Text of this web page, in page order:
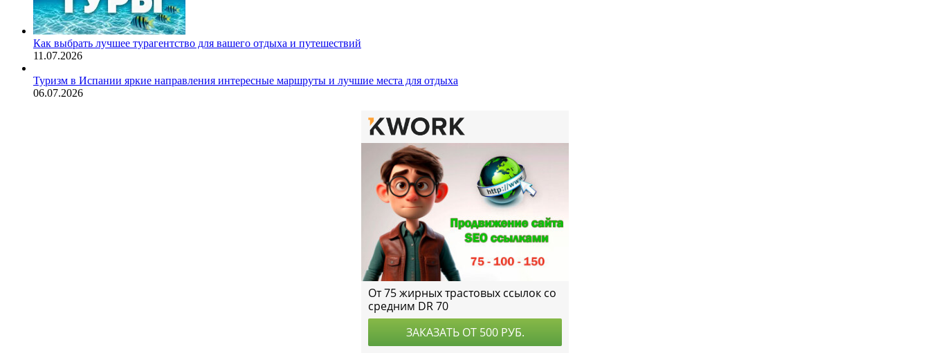
Как выбрать лучшее турагентство для вашего отдыха и путешествий
11.07.2026
Туризм в Испании яркие направления интересные маршруты и лучшие места для отдыха
06.07.2026